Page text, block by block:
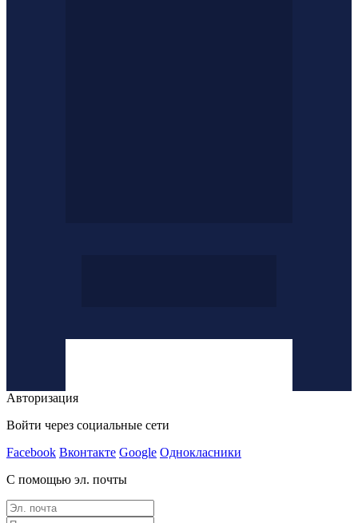
Авторизация
Войти через социальные сети
Facebook Вконтакте Google Однокласники
С помощью эл. почты